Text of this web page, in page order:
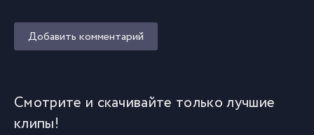
Добавить комментарий
Смотрите и скачивайте только лучшие
клипы!